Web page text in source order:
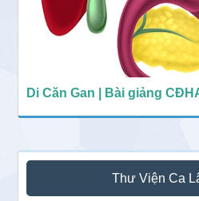
Di Căn Gan | Bài giảng
Thư Viện Ca